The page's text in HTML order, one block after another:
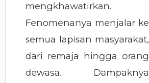
mengkhawatirkan.
Fenomenanya menjalar ke
semua lapisan masyarakat,
dari remaja hingga orang
dewasa. Dampaknya